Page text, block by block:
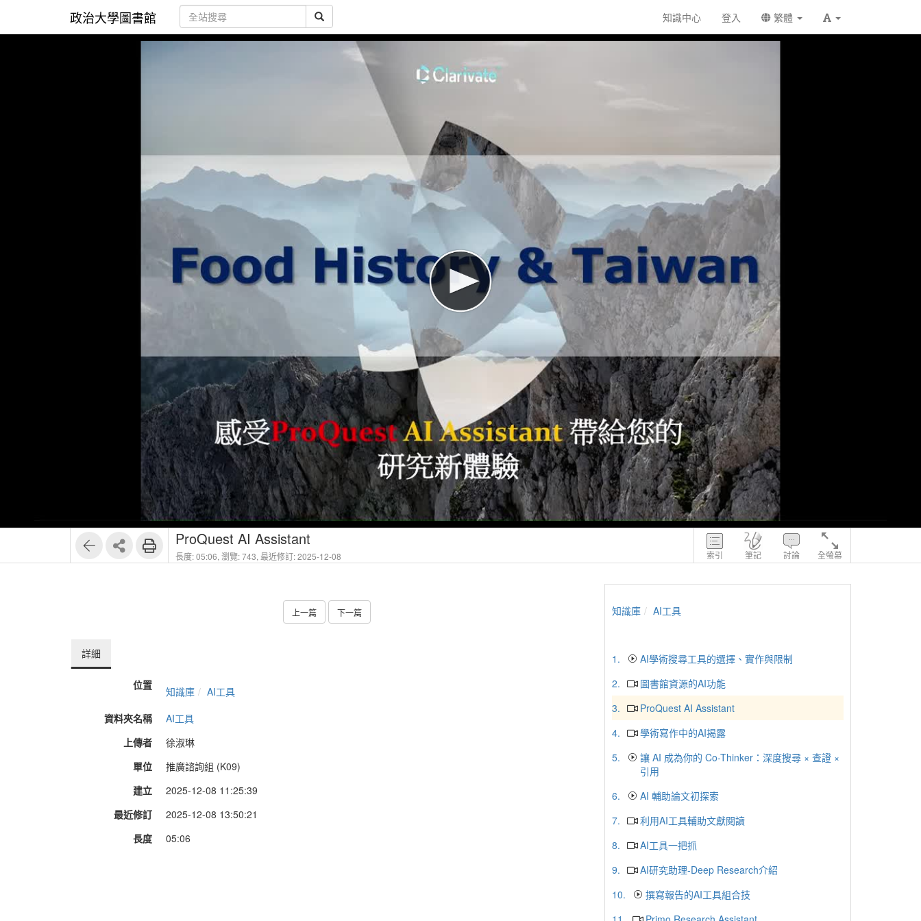
政治大學圖書館 知識中心 登入 繁體
索引 筆記 討論 全螢幕
ProQuest AI Assistant
長度: 05:06, 瀏覽: 743, 最近修訂: 2025-12-08
上一篇 下一篇
詳細
位置 知識庫
AI工具
資料夾名稱
AI工具
上傳者
徐淑琳
單位
推廣諮詢組 (K09)
建立
2025-12-08 11:25:39
最近修訂
2025-12-08 13:50:21
長度
05:06
知識庫 AI工具
1.
AI學術搜尋工具的選擇、實作與限制
2.
圖書館資源的AI功能
3.
ProQuest AI Assistant
4.
學術寫作中的AI揭露
5.
讓 AI 成為你的 Co-Thinker：深度搜尋 × 查證 ×
引用
6.
AI 輔助論文初探索
7.
利用AI工具輔助文獻閱讀
8.
AI工具一把抓
9.
AI研究助理-Deep Research介紹
10.
撰寫報告的AI工具組合技